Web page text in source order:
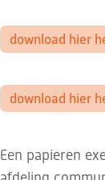
download hier
download hier
Een papieren